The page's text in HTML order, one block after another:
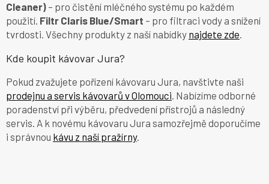
Cleaner) – pro čistění mléčného systému po každém
použití. Filtr Claris Blue/Smart – pro filtraci vody a snížení
tvrdosti. Všechny produkty z naší nabídky najdete zde.
Kde koupit kávovar Jura?
Pokud zvažujete pořízení kávovaru Jura, navštivte naši
prodejnu a servis kávovarů v Olomouci. Nabízíme odborné
poradenství při výběru, předvedení přístrojů a následný
servis. A k novému kávovaru Jura samozřejmě doporučíme
i správnou kávu z naší pražírny.